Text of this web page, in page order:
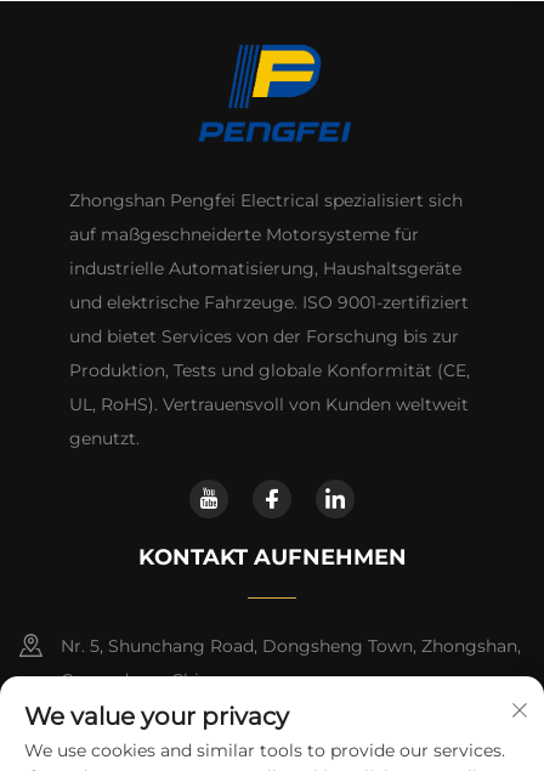
Zhongshan Pengfei Electrical spezialisiert sich
auf maßgeschneiderte Motorsysteme für
industrielle Automatisierung, Haushaltsgeräte
und elektrische Fahrzeuge. ISO 9001-zertifiziert
und bietet Services von der Forschung bis zur
Produktion, Tests und globale Konformität (CE,
UL, RoHS). Vertrauensvoll von Kunden weltweit
genutzt.
KONTAKT AUFNEHMEN
Nr. 5, Shunchang Road, Dongsheng Town, Zhongshan,
Guangdong, China
+86-18028357686
We value your privacy
We use cookies and similar tools to provide our services.